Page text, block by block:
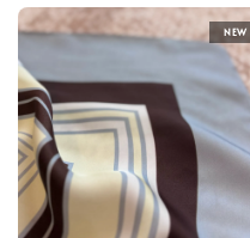
NEW